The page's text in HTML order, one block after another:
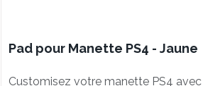
Pad pour Manette PS4 - Jaune
Customisez votre manette PS4 avec